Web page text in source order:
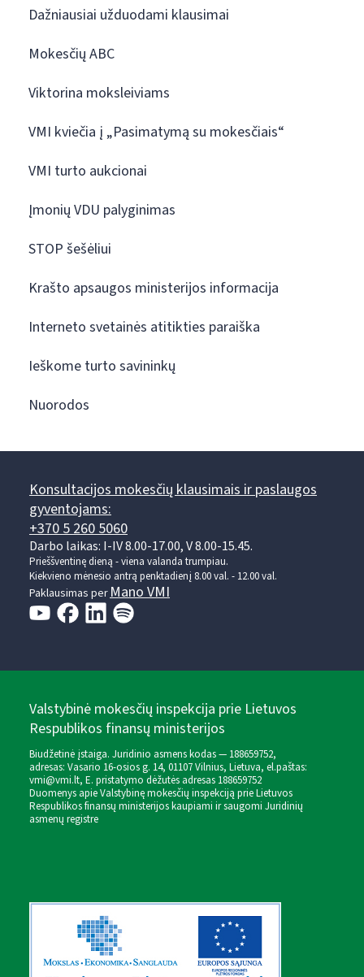
Dažniausiai užduodami klausimai
Mokesčių ABC
Viktorina moksleiviams
VMI kviečia į „Pasimatymą su mokesčiais“
VMI turto aukcionai
Įmonių VDU palyginimas
STOP šešėliui
Krašto apsaugos ministerijos informacija
Interneto svetainės atitikties paraiška
Ieškome turto savininkų
Nuorodos
Konsultacijos mokesčių klausimais ir paslaugos
gyventojams:
+370 5 260 5060
Darbo laikas: I-IV 8.00-17.00, V 8.00-15.45.
Prieššventinę dieną - viena valanda trumpiau.
Kiekvieno mėnesio antrą penktadienį 8.00 val. - 12.00 val.
Paklausimas perMano VMI
Valstybinė mokesčių inspekcija prie Lietuvos
Respublikos finansų ministerijos
Biudžetinė įstaiga. Juridinio asmens kodas — 188659752,
adresas: Vasario 16-osios g. 14, 01107 Vilnius, Lietuva, el.paštas:
vmi@vmi.lt, E. pristatymo dėžutės adresas 188659752
Duomenys apie Valstybinę mokesčių inspekciją prie Lietuvos
Respublikos finansų ministerijos kaupiami ir saugomi Juridinių
asmenų registre